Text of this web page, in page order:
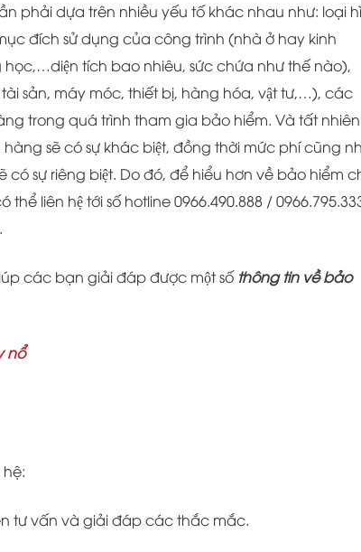
phải dựa trên nhiều yếu tố khác nhau như: loại
đích sử dụng của công trình (nhà ở hay kinh
tích bao nhiêu, sức chứa như thế nào),
sản, máy móc, thiết bị, hàng hóa, vật tư,…), các
trong quá trình tham gia bảo hiểm. Và tất nhiên
sẽ có sự khác biệt, đồng thời mức phí cũng
sự riêng biệt. Do đó, để hiểu hơn về bảo hiểm
liên hệ tới số hotline0966.490.888 /
các bạn giải đáp được một số thông tin về bảo
nổ
tư vấn và giải đáp các thắc mắc.